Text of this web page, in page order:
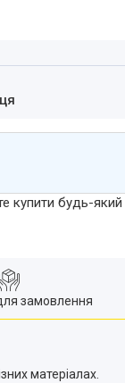
купити будь-
замовлення
матеріалах.